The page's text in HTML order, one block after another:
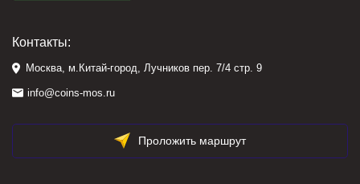
Контакты:
Москва, м.Китай-город, Лучников пер. 7/4 стр. 9
info@coins-mos.ru
Проложить маршрут